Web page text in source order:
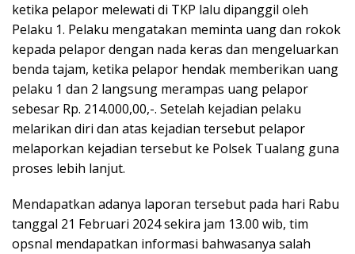
ketika pelapor melewati di TKP lalu dipanggil oleh
Pelaku 1. Pelaku mengatakan meminta uang dan rokok
kepada pelapor dengan nada keras dan mengeluarkan
benda tajam, ketika pelapor hendak memberikan uang
pelaku 1 dan 2 langsung merampas uang pelapor
sebesar Rp. 214.000,00,-. Setelah kejadian pelaku
melarikan diri dan atas kejadian tersebut pelapor
melaporkan kejadian tersebut ke Polsek Tualang guna
proses lebih lanjut.
Mendapatkan adanya laporan tersebut pada hari Rabu
tanggal 21 Februari 2024 sekira jam 13.00 wib, tim
opsnal mendapatkan informasi bahwasanya salah